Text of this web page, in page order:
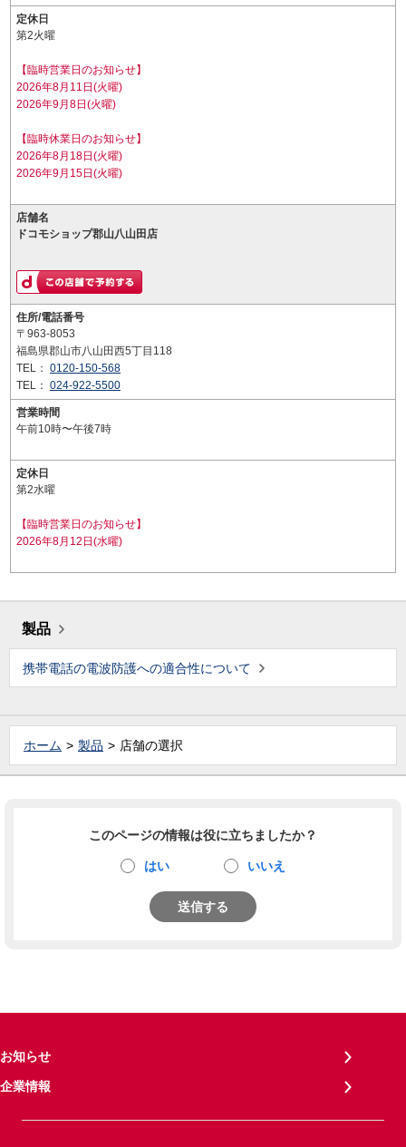
定休日
第2火曜
【臨時営業日のお知らせ】
2026年8月11日(火曜)
2026年9月8日(火曜)
【臨時休業日のお知らせ】
2026年8月18日(火曜)
2026年9月15日(火曜)
店舗名
ドコモショップ郡山八山田店
住所/電話番号
〒963-8053
福島県郡山市八山田西5丁目118
TEL： 0120-150-568
TEL： 024-922-5500
営業時間
午前10時〜午後7時
定休日
第2水曜
【臨時営業日のお知らせ】
2026年8月12日(水曜)
製品
携帯電話の電波防護への適合性について
ホーム 製品 店舗の選択
このページの情報は役に立ちましたか？
はい いいえ
送信する
お知らせ
企業情報